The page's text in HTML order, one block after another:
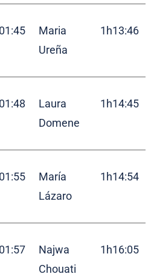
Maria
Ureña
1h13:46
Laura
Domene
1h14:45
María
Lázaro
1h14:54
Najwa
Chouati
1h16:05